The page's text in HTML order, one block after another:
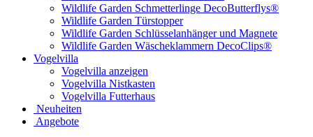
Wildlife Garden Schmetterlinge DecoButterflys®
Wildlife Garden Türstopper
Wildlife Garden Schlüsselanhänger und Magnete
Wildlife Garden Wäscheklammern DecoClips®
Vogelvilla
Vogelvilla anzeigen
Vogelvilla Nistkasten
Vogelvilla Futterhaus
Neuheiten
Angebote